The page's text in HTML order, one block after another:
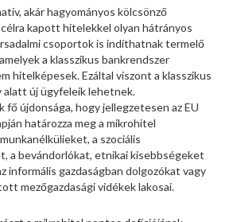
akár hagyományos kölcsönző
kapott hitelekkel olyan hátrányos
csoportok is indíthatnak termelő
a klasszikus bankrendszer
hitelképesek. Ezáltal viszont a klasszikus
alatt új ügyfeleik lehetnek.
újdonsága, hogy jellegzetesen az EU
határozza meg a mikrohitel
a szociális
a bevándorlókat, etnikai kisebbségeket
informális gazdaságban dolgozókat vagy
mezőgazdasági vidékek lakosai.